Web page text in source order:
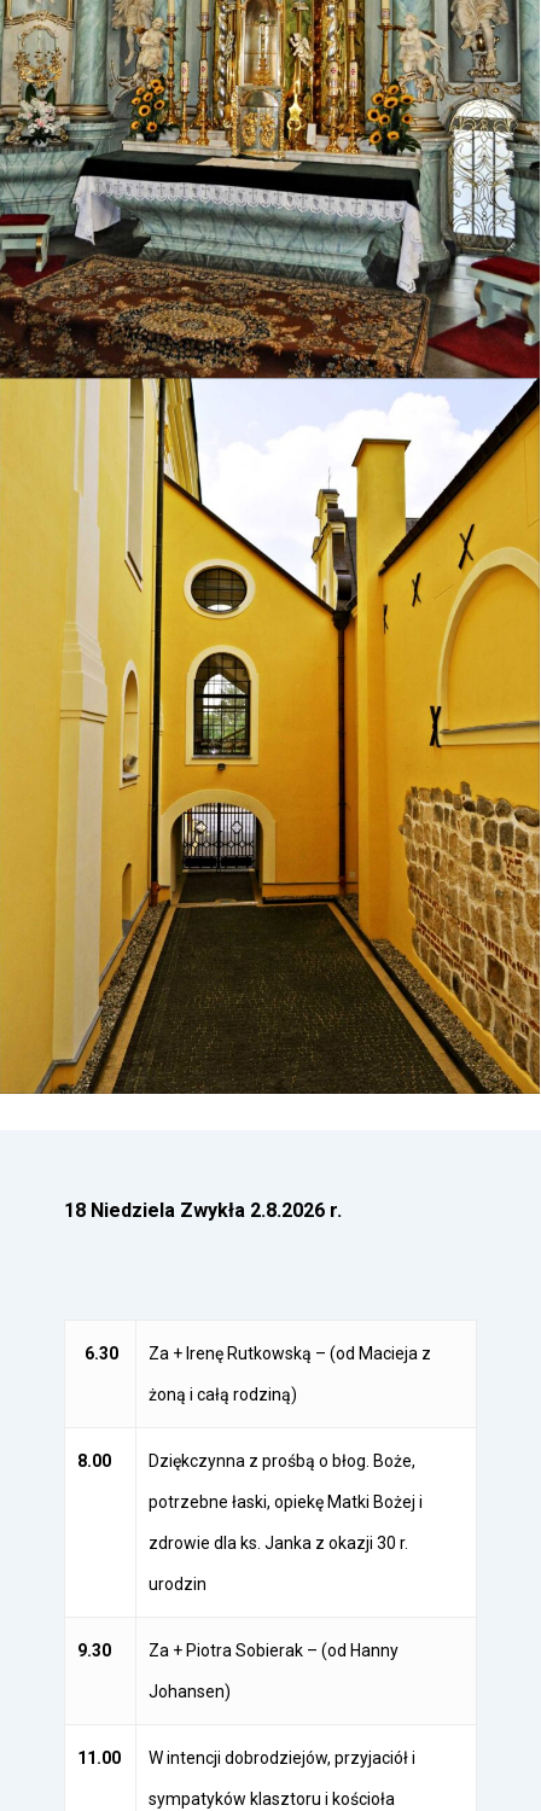
18 Niedziela Zwykła 2.8.2026 r.
6.30 Za + Irenę Rutkowską – (od Macieja z
żoną i całą rodziną)
8.00 Dziękczynna z prośbą o błog. Boże,
potrzebne łaski, opiekę Matki Bożej i
zdrowie dla ks. Janka z okazji 30 r.
urodzin
9.30 Za + Piotra Sobierak – (od Hanny
Johansen)
11.00 W intencji dobrodziejów, przyjaciół i
sympatyków klasztoru i kościoła